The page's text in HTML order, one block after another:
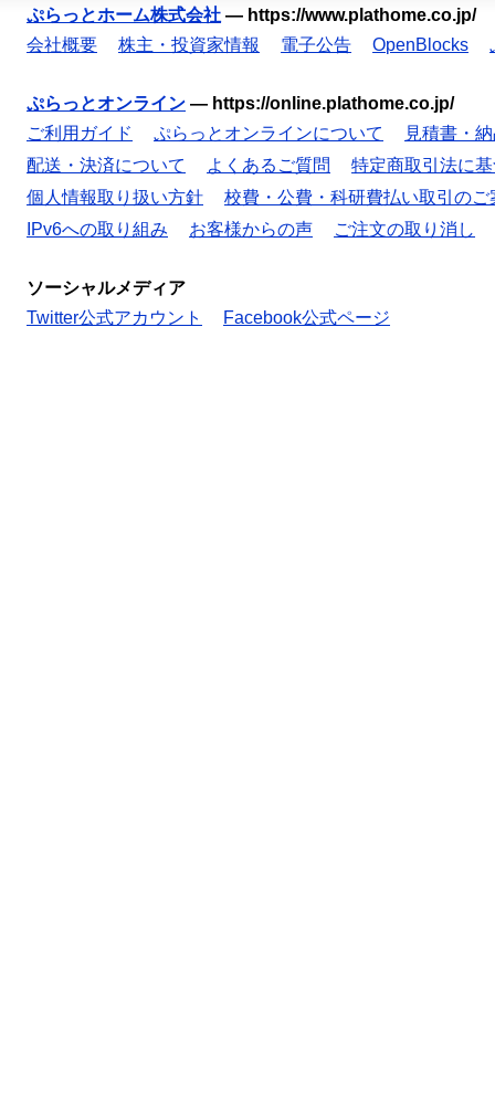
ぷらっとホーム株式会社 — https://www.plathome.co.jp/
会社概要
株主・投資家情報 電子公告 OpenBlocks
ぷらっとオンライン — https://online.plathome.co.jp/
ご利用ガイド
ぷらっとオンラインについて
見積書・
配送・決済について
よくあるご質問
特定商取引法に
個人情報取り扱い方針
校費・公費・科研費払い取引のご
IPv6への取り組み
お客様からの声 ご注文の取り消し
ソーシャルメディア
Twitter公式アカウント
Facebook公式ページ